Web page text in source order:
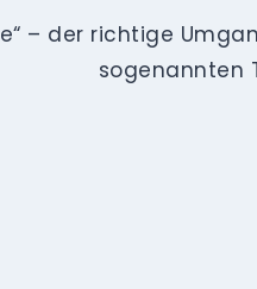
– der richtige
sogenannten